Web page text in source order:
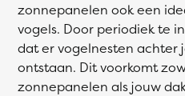
zonnepanelen ook een
vogels. Door periodiek te
dat er vogelnesten achter
ontstaan. Dit voorkomt
zonnepanelen als jouw